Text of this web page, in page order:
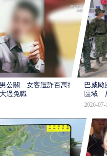
公關 女客遭詐百萬提
過免職
巴威颱
區域
2026-07-